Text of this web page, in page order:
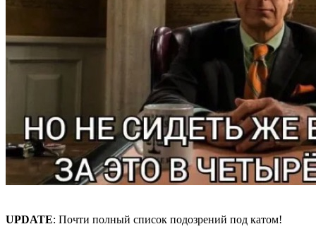
UPDATE: Почти полный список подозрений под катом!